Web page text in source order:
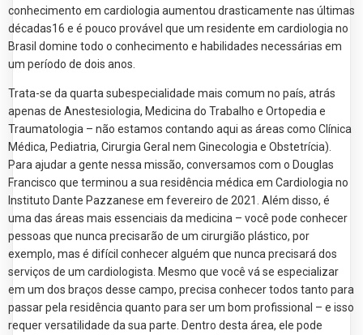
conhecimento em cardiologia aumentou drasticamente nas últimas
décadas16 e é pouco provável que um residente em cardiologia no
Brasil domine todo o conhecimento e habilidades necessárias em
um período de dois anos.
Trata-se da quarta subespecialidade mais comum no país, atrás
apenas de Anestesiologia, Medicina do Trabalho e Ortopedia e
Traumatologia – não estamos contando aqui as áreas como Clínica
Médica, Pediatria, Cirurgia Geral nem Ginecologia e Obstetrícia).
Para ajudar a gente nessa missão, conversamos com o Douglas
Francisco que terminou a sua residência médica em Cardiologia no
Instituto Dante Pazzanese em fevereiro de 2021. Além disso, é
uma das áreas mais essenciais da medicina – você pode conhecer
pessoas que nunca precisarão de um cirurgião plástico, por
exemplo, mas é difícil conhecer alguém que nunca precisará dos
serviços de um cardiologista. Mesmo que você vá se especializar
em um dos braços desse campo, precisa conhecer todos tanto para
passar pela residência quanto para ser um bom profissional – e isso
requer versatilidade da sua parte. Dentro desta área, ele pode